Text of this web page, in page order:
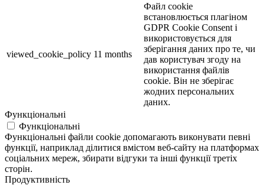
viewed_cookie_policy 11 months
Файл cookie
встановлюється плагіном
GDPR Cookie Consent і
використовується для
зберігання даних про те, чи
дав користувач згоду на
використання файлів
cookie. Він не зберігає
жодних персональних
даних.
Функціональні
Функціональні
Функціональні файли cookie допомагають виконувати певні
функції, наприклад ділитися вмістом веб-сайту на платформах
соціальних мереж, збирати відгуки та інші функції третіх
сторін.
Продуктивність